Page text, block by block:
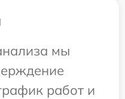
мы
работ и